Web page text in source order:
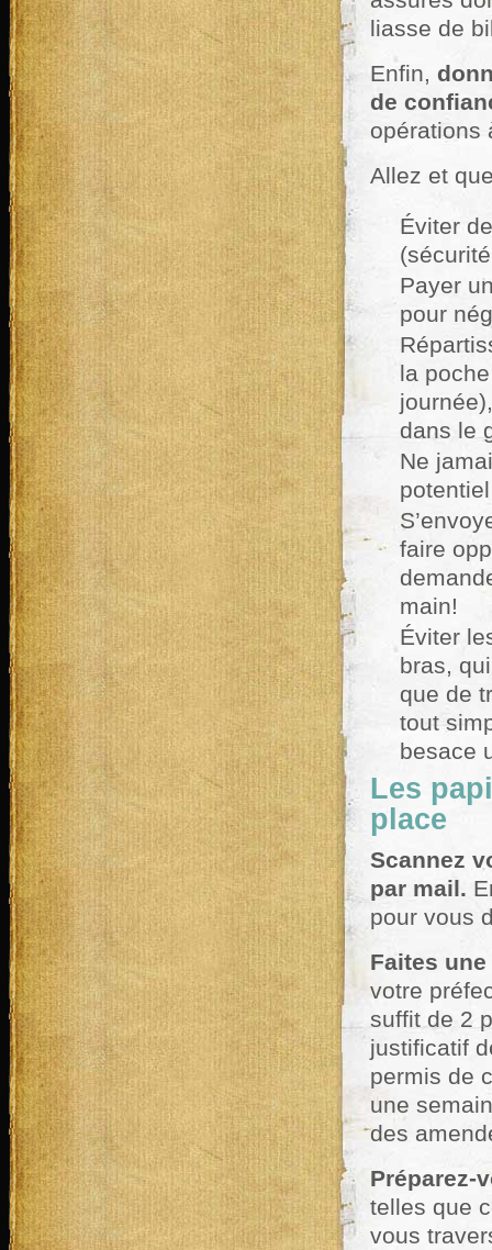
liasse de
Enfin,
de
opérations
Allez et
Éviter
Payer
pour
la
dans le
Ne
faire
main!
Éviter
bras,
que de
tout
besace
Les
place
Scannez
par mail.
pour vous
Faites
votre
suffit de 2
justificatif
permis de
une
des
Préparez-
telles que
vous